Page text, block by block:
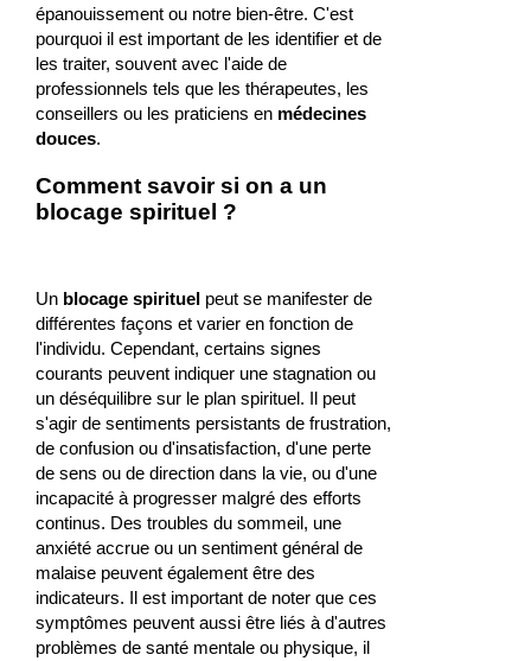
épanouissement ou notre bien-être. C'est
pourquoi il est important de les identifier et de
les traiter, souvent avec l'aide de
professionnels tels que les thérapeutes, les
conseillers ou les praticiens en médecines
douces.
Comment savoir si on a un
blocage spirituel ?
Un blocage spirituelpeut se manifester de
différentes façons et varier en fonction de
l'individu. Cependant, certains signes
courants peuvent indiquer une stagnation ou
un déséquilibre sur le plan spirituel. Il peut
s'agir de sentiments persistants de frustration,
de confusion ou d'insatisfaction, d'une perte
de sens ou de direction dans la vie, ou d'une
incapacité à progresser malgré des efforts
continus. Des troubles du sommeil, une
anxiété accrue ou un sentiment général de
malaise peuvent également être des
indicateurs. Il est important de noter que ces
symptômes peuvent aussi être liés à d'autres
problèmes de santé mentale ou physique, il